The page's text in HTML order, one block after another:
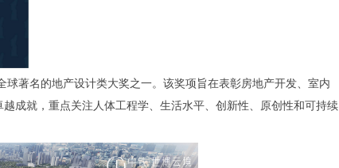
著名的地产设计类大奖之一。该奖项旨在表彰房地产开发、室内
成就，重点关注人体工程学、生活水平、创新性、原创性和可持续